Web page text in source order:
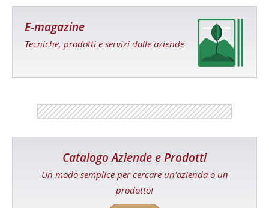
E-magazine
Tecniche, prodotti e servizi dalle aziende
Catalogo Aziende e Prodotti
Un modo semplice per cercare un'azienda o un
prodotto!